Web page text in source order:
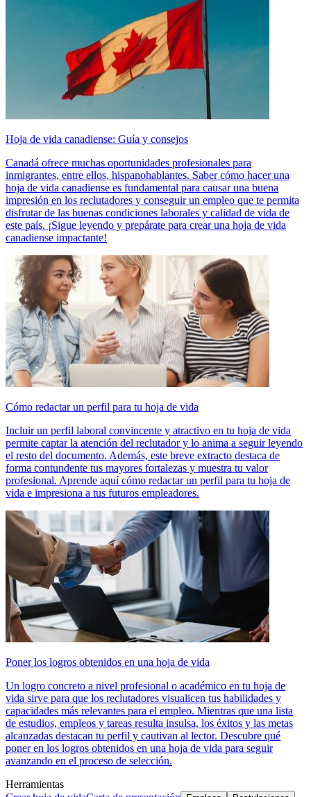
Hoja de vida canadiense: Guía y consejos
Canadá ofrece muchas oportunidades profesionales para
inmigrantes, entre ellos, hispanohablantes. Saber cómo hacer una
hoja de vida canadiense es fundamental para causar una buena
impresión en los reclutadores y conseguir un empleo que te permita
disfrutar de las buenas condiciones laborales y calidad de vida de
este país. ¡Sigue leyendo y prepárate para crear una hoja de vida
canadiense impactante!
Cómo redactar un perfil para tu hoja de vida
Incluir un perfil laboral convincente y atractivo en tu hoja de vida
permite captar la atención del reclutador y lo anima a seguir leyendo
el resto del documento. Además, este breve extracto destaca de
forma contundente tus mayores fortalezas y muestra tu valor
profesional. Aprende aquí cómo redactar un perfil para tu hoja de
vida e impresiona a tus futuros empleadores.
Poner los logros obtenidos en una hoja de vida
Un logro concreto a nivel profesional o académico en tu hoja de
vida sirve para que los reclutadores visualicen tus habilidades y
capacidades más relevantes para el empleo. Mientras que una lista
de estudios, empleos y tareas resulta insulsa, los éxitos y las metas
alcanzadas destacan tu perfil y cautivan al lector. Descubre qué
poner en los logros obtenidos en una hoja de vida para seguir
avanzando en el proceso de selección.
Herramientas